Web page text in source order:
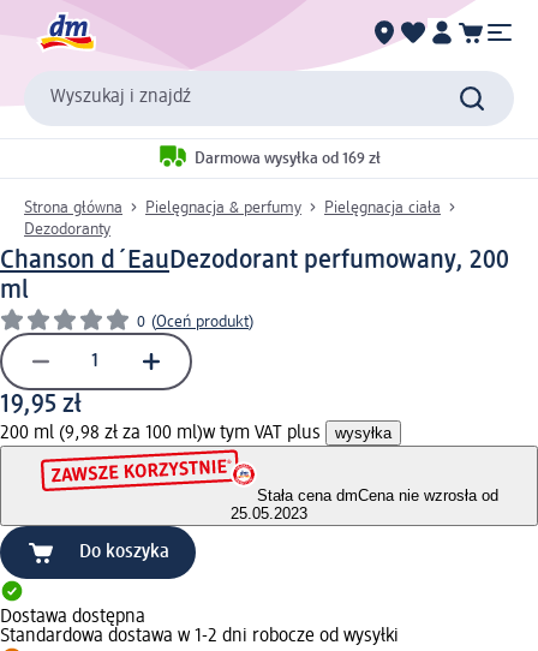
Wyszukaj i znajdź
Darmowa wysyłka od 169 zł
Strona główna Pielęgnacja & perfumy
Pielęgnacja ciała
Dezodoranty
Chanson d´EauDezodorant perfumowany, 200
ml
0 (Oceń produkt)
19,95 zł
200 ml (9,98 zł za 100 ml)w tym VAT plus wysyłka
Stała cena dmCena nie wzrosła od
25.05.2023
Do koszyka
Dostawa dostępna
Standardowa dostawa w 1-2 dni robocze od wysyłki